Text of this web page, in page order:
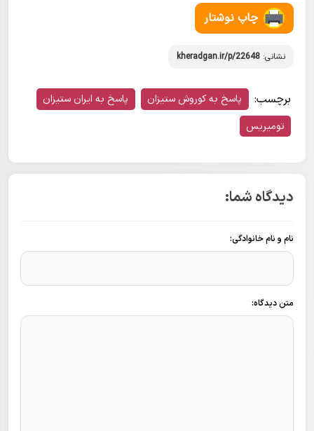
چاپ نوشتار
نشانی: kheradgan.ir/p/22648
برچسب: پاسخ به کوروش ستیزان
پاسخ به ایران ستیزان
تومیریس
دیدگاه شما:
نام و نام خانوادگی:
متن دیدگاه: